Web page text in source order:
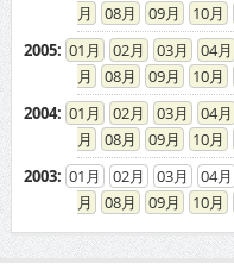
08
09 10
2005: 01 02 03 04
08
09 10
2004: 01 02 03 04
08
09 10
2003: 01 02 03 04
08
09 10